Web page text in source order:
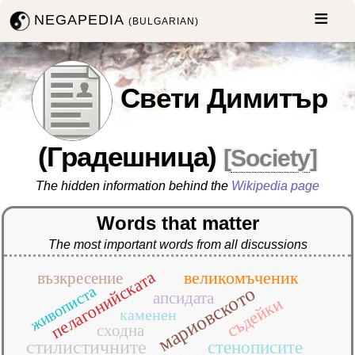
NEGAPEDIA(BULGARIAN)
Свети Димитър
(Градешница) [Society]
The hidden information behind the Wikipedia page
Words that matter
The most important words from all discussions
мариовското
стилистичните стенописите
великомъченик
пелагонийската съдейки
апсидата
възкресение
сходна
живописта каменен